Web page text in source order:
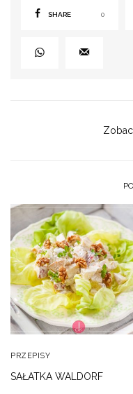
SHARE 0
PRZEPISY
SAŁATKA WALDORF